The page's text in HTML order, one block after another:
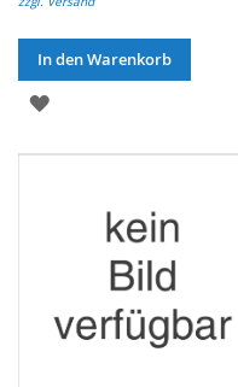
In den Warenkorb
ZUR